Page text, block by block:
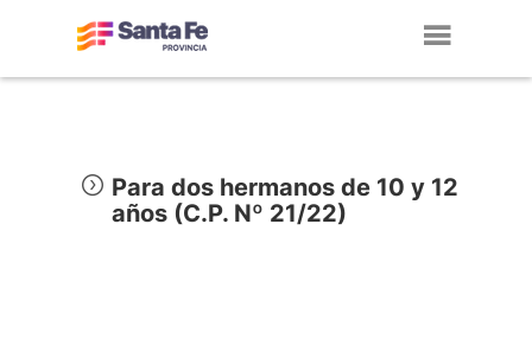
Para dos hermanos de 10 y 12
años (C.P. Nº 21/22)